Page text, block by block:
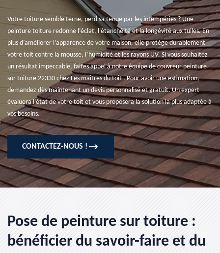
Votre toiture semble terne, perd sa tenue par les intempéries ? Une
peinture toiture redonne l’éclat, l’étanchéité et la longévité aux tuiles. En
plus d’améliorer l’apparence de votre maison, elle protège durablement
votre toit contre la mousse, l’humidité et les rayons UV. Si vous souhaitez
un résultat impeccable, faites appel à notre équipe de couvreur peinture
sur toiture 22330 chez Les maîtres du toit . Pour avoir une estimation,
demandez dès maintenant un devis personnalisé et gratuit. Un expert
évaluera l’état de votre toit et vous proposera la solution la plus adaptée à
vos besoins.
CONTACTEZ-NOUS !
Pose de peinture sur toiture :
bénéficier du savoir-faire et du